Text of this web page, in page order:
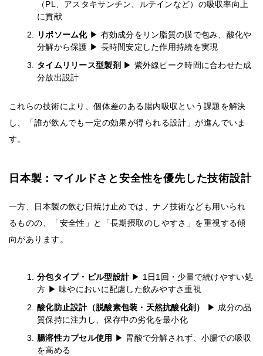
（PL、アスタキサンチン、ルテインなど）の吸収率向上
に貢献
リポソーム化 ▶ 有効成分をリン脂質の膜で包み、酸化や
分解から保護 ▶ 長時間安定した作用持続を実現
タイムリリース型製剤 ▶ 紫外線ピーク時間に合わせた成
分放出設計
これらの技術により、個体差のある腸内吸収という課題を解決
し、「誰が飲んでも一定の効果が得られる設計」が進んでいま
す。
日本製：マイルドさと安全性を優先した技術設計
一方、日本製の飲む日焼け止めでは、ナノ技術なども用いられ
るものの、「安全性」と「長期摂取のしやすさ」を重視する傾
向があります。
分包タイプ・ピル型設計 ▶ 1日1回・少量で続けやすい処
方 ▶ 味やにおいに配慮した飲みやすさ重視
酸化防止設計（脱酸素包装・天然抗酸化剤）
▶ 成分の品
質保持に注力し、保存中の劣化を最小化
腸溶性カプセル使用 ▶ 胃酸で分解されず、小腸での吸収
を高める